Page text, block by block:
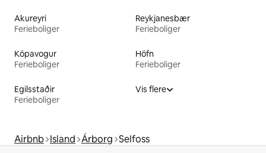
Akureyri
Ferieboliger
Reykjanesbær
Ferieboliger
Kópavogur
Ferieboliger
Höfn
Ferieboliger
Egilsstaðir
Ferieboliger
Vis flere
Airbnb Island Árborg Selfoss